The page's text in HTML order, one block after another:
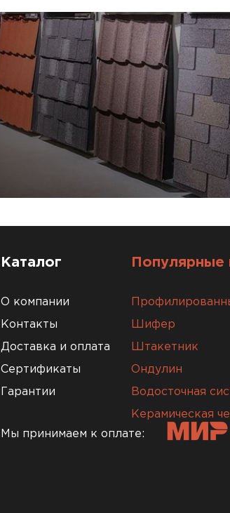
Каталог
О компании
Контакты
Доставка и оплата
Сертификаты
Гарантии
Популярные
Шифер
Штакетник
Ондулин
Водосточная
Керамическая
Мы принимаем к оплате:
Софиты